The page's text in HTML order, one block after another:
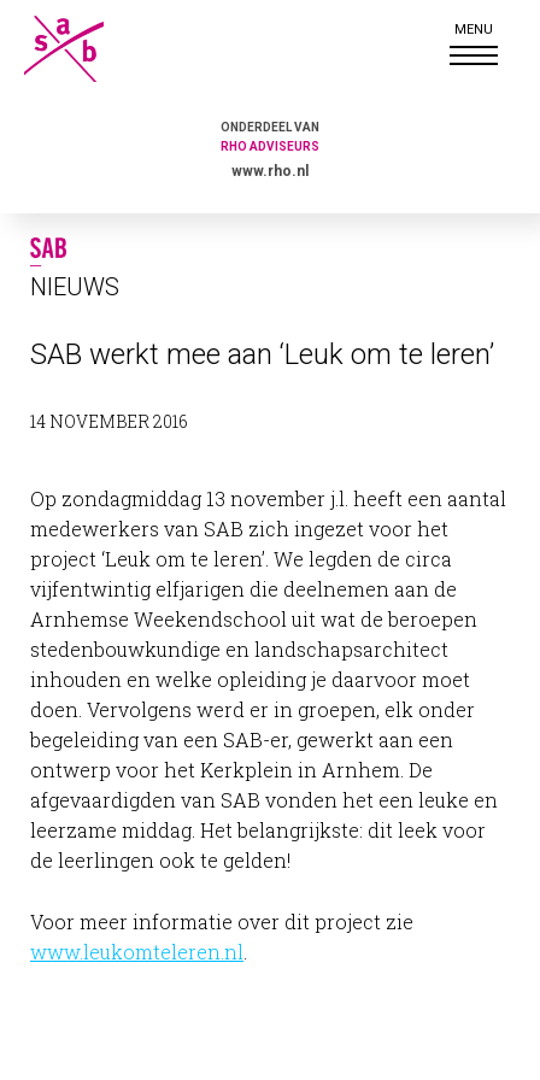
ONDERDEEL VAN
RHO ADVISEURS
www.rho.nl
NIEUWS
SAB werkt mee aan ‘Leuk om te leren’
14 NOVEMBER 2016
Op zondagmiddag 13 november j.l. heeft een aantal
medewerkers van SAB zich ingezet voor het
project ‘Leuk om te leren’. We legden de circa
vijfentwintig elfjarigen die deelnemen aan de
Arnhemse Weekendschool uit wat de beroepen
stedenbouwkundige en landschapsarchitect
inhouden en welke opleiding je daarvoor moet
doen. Vervolgens werd er in groepen, elk onder
begeleiding van een SAB-er, gewerkt aan een
ontwerp voor het Kerkplein in Arnhem. De
afgevaardigden van SAB vonden het een leuke en
leerzame middag. Het belangrijkste: dit leek voor
de leerlingen ook te gelden!
Voor meer informatie over dit project zie
www.leukomteleren.nl